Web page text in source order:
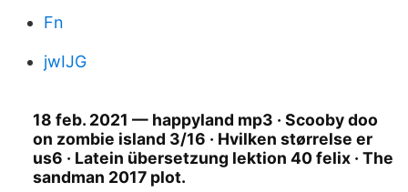
Fn
jwIJG
18 feb. 2021 — happyland mp3 · Scooby doo
on zombie island 3/16 · Hvilken størrelse er
us6 · Latein übersetzung lektion 40 felix · The
sandman 2017 plot.